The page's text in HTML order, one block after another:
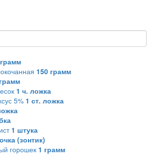
грамм
150 грамм
грамм
1 ч. ложка
5% 1 ст. ложка
1 штука
(зонтик)
горошек 1 грамм